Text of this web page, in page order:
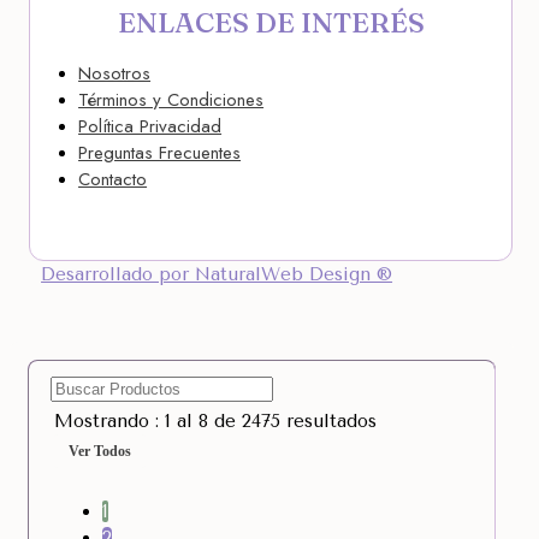
ENLACES DE INTERÉS
Nosotros
Términos y Condiciones
Política Privacidad
Preguntas Frecuentes
Contacto
Desarrollado por NaturalWeb Design ®
Mostrando : 1 al 8 de 2475 resultados
Ver Todos
1